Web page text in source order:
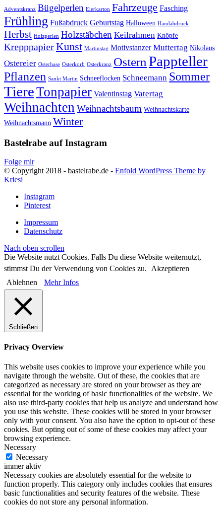
Adventskranz Bügelperlen Eierkarton Fahrzeuge Fasching
Frühling Fußabdruck Geburtstag Halloween Handabdruck
Herbst Holzperlen Holzstäbchen Keilrahmen Knöpfe
KrepppapierKunst Martinstag Motivstanzer Muttertag Nikolaus
Ostereier Osterhase Osterkorb Osterkranz Ostern Pappteller
Pflanzen Sankt Martin Schneeflocken Schneemann Sommer
TiereTonpapier Valentinstag Vatertag
Weihnachten Weihnachtsbaum Weihnachtskarte
Weihnachtsmann Winter
Bastelrabe auf Instagram
Folge mir
© Copyright 2018 - bastelrabe.de - Enfold WordPress Theme by
Kriesi
Instagram
Pinterest
Impressum
Datenschutz
Nach oben scrollen
Die Website nutzt Cookies. Falls Du diese Website weiternutzt,
stimmst Du der Verwendung von Cookies zu.
Akzeptieren
Ablehnen
Mehr Infos
Schließen
Privacy Overview
This website uses cookies to improve your experience while you
navigate through the website. Out of these, the cookies that are
categorized as necessary are stored on your browser as they are
essential for the working of basic functionalities of the website. We
also use third-party cookies that help us analyze and understand how
you use this website. These cookies will be stored in your browser
only with your consent. You also have the option to opt-out of these
cookies. But opting out of some of these cookies may affect your
browsing experience.
Necessary
Necessary
immer aktiv
Necessary cookies are absolutely essential for the website to
function properly. This category only includes cookies that ensures
basic functionalities and security features of the website. These
cookies do not store any personal information.